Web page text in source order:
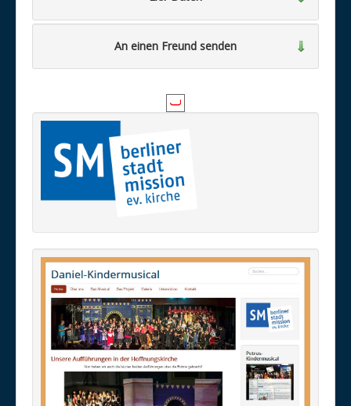
An einen Freund senden